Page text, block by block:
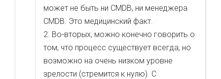
может не быть ни CMDB, ни менеджера
CMDB. Это медицинский факт.
2. Во-вторых, можно конечно говорить о
том, что процесс существует всегда, но
возможно на очень низком уровне
зрелости (стремится к нулю). С